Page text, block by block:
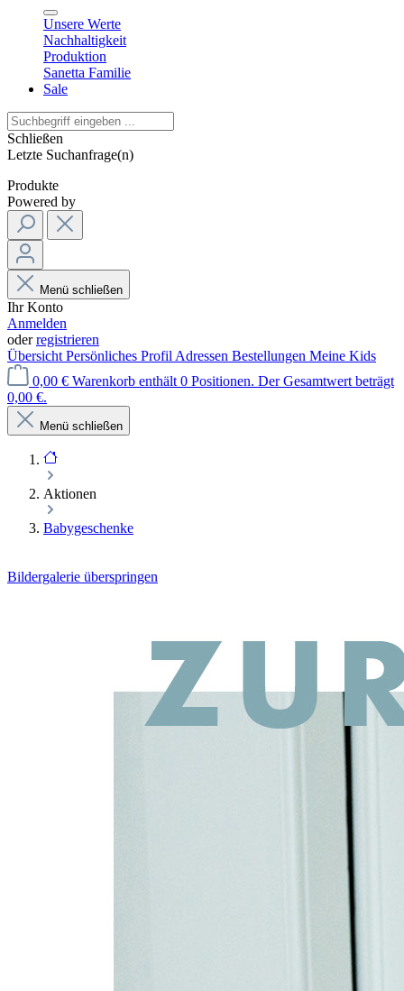
Unsere Werte
Nachhaltigkeit
Produktion
Sanetta Familie
Sale
Schließen
Letzte Suchanfrage(n)
Produkte
Powered by
Menü schließen
Ihr Konto
Anmelden
oderregistrieren
Übersicht Persönliches Profil Adressen Bestellungen Meine Kids
0,00 € Warenkorb enthält 0 Positionen. Der Gesamtwert beträgt
0,00 €.
Menü schließen
Aktionen
Babygeschenke
Bildergalerie überspringen